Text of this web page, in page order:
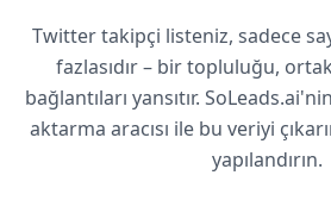
Twitter takipçi listeniz, sadece
fazlasıdır – bir topluluğu,
bağlantıları yansıtır.
aktarma aracısı ile bu veriyi
yapılandırın.